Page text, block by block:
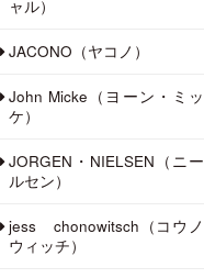
ャル）
JACONO（ヤコノ）
John Micke（ヨーン・ミッ
ケ）
JORGEN・NIELSEN（ニー
ルセン）
jess chonowitsch（コウノ
ウィッチ）